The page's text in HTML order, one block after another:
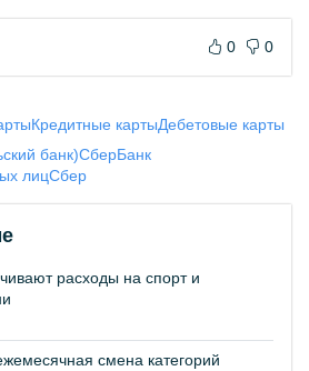
0 0
Кредитные картыДебетовые карты
банк)СберБанк
лицСбер
расходы на спорт и
смена категорий